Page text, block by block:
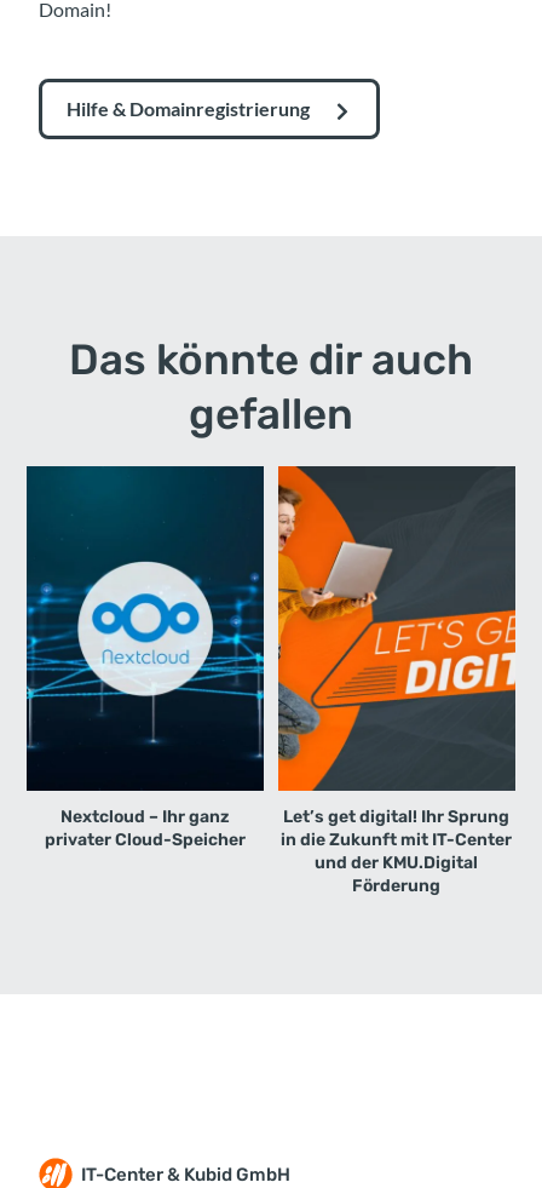
Domain!
Hilfe & Domainregistrierung
Das könnte dir auch
gefallen
Nextcloud – Ihr ganz
privater Cloud-Speicher
Let’s get digital! Ihr Sprung
in die Zukunft mit IT-Center
und der KMU.Digital
Förderung
IT-Center & Kubid GmbH